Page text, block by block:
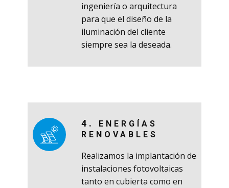
ingeniería o arquitectura
para que el diseño de la
iluminación del cliente
siempre sea la deseada.
4.
ENERGÍAS
RENOVABLES
Realizamos la implantación de
instalaciones fotovoltaicas
tanto en cubierta como en